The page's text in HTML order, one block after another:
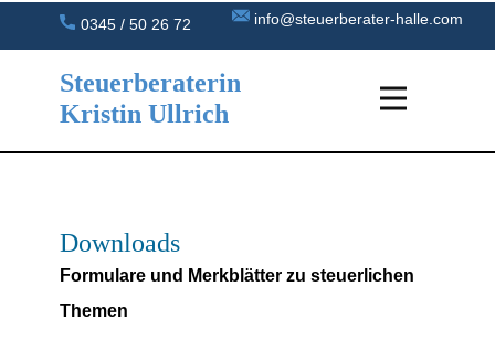
0345 / 50 26 72 info@steuerberater-halle.com
Steuerberaterin
Kristin Ullrich
Downloads
Formulare und Merkblätter zu steuerlichen
Themen